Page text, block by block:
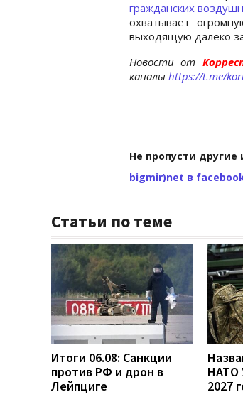
гражданских
охватывает
выходящую далеко
Новости от
каналы https://t.me/
Не пропусти
bigmir)net в
Статьи по теме
Итоги 06.08: Санкции
против РФ и дрон в
Лейпциге
НАТО
2027